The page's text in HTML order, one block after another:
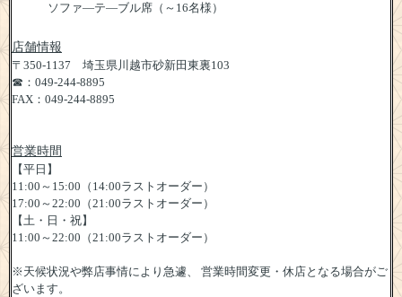
ソファ―テ―ブル席（～16名様）
店舗情報
〒350-1137 埼玉県川越市砂新田東裏103
☎：049-244-8895
FAX：049-244-8895
営業時間
【平日】
11:00～15:00（14:00ラストオーダー）
17:00～22:00（21:00ラストオーダー）
【土・日・祝】
11:00～22:00（21:00ラストオーダー）
※天候状況や弊店事情により急遽、 営業時間変更・休店となる場合がご
ざいます。